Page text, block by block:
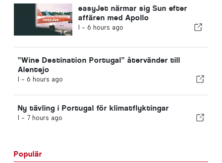
easyJet närmar sig Sun efter
affären med Apollo
I - 6 hours ago
”Wine Destination Portugal” återvänder till
Alentejo
I - 6 hours ago
Ny tävling i Portugal för klimatflyktingar
I - 7 hours ago
Populär